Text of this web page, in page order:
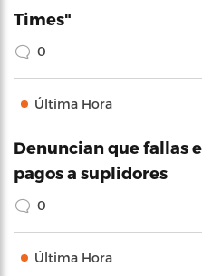
Times"
0
Última Hora
Denuncian que fallas
pagos a suplidores
0
Última Hora